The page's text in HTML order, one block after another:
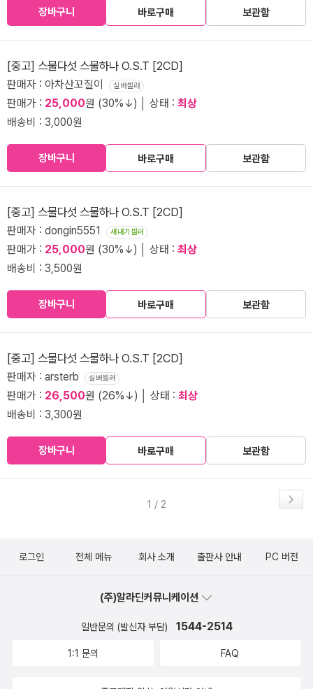
장바구니 바로구매 보관함
[중고] 스물다섯 스물하나 O.S.T [2CD]
판매자 : 아차산꼬질이 실버셀러
판매가 : 25,000원 (30%↓) │ 상태 : 최상
배송비 : 3,000원
장바구니 바로구매 보관함
[중고] 스물다섯 스물하나 O.S.T [2CD]
판매자 : dongin5551 새내기셀러
판매가 : 25,000원 (30%↓) │ 상태 : 최상
배송비 : 3,500원
장바구니 바로구매 보관함
[중고] 스물다섯 스물하나 O.S.T [2CD]
판매자 : arsterb 실버셀러
판매가 : 26,500원 (26%↓) │ 상태 : 최상
배송비 : 3,300원
장바구니 바로구매 보관함
1 / 2
로그인 전체 메뉴 회사 소개 출판사 안내 PC 버전
(주)알라딘커뮤니케이션
일반문의 (발신자 부담) 1544-2514
1:1 문의 FAQ